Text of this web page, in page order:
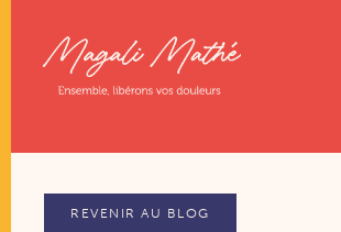
REVENIR AU BLOG